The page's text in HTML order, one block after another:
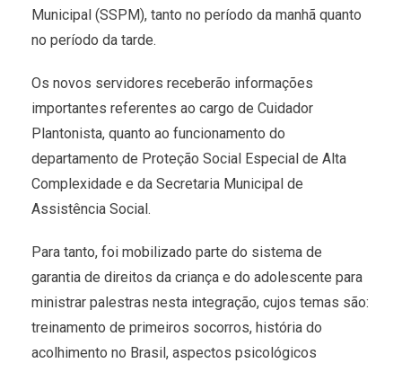
Municipal (SSPM), tanto no período da manhã quanto
no período da tarde.
Os novos servidores receberão informações
importantes referentes ao cargo de Cuidador
Plantonista, quanto ao funcionamento do
departamento de Proteção Social Especial de Alta
Complexidade e da Secretaria Municipal de
Assistência Social.
Para tanto, foi mobilizado parte do sistema de
garantia de direitos da criança e do adolescente para
ministrar palestras nesta integração, cujos temas são:
treinamento de primeiros socorros, história do
acolhimento no Brasil, aspectos psicológicos